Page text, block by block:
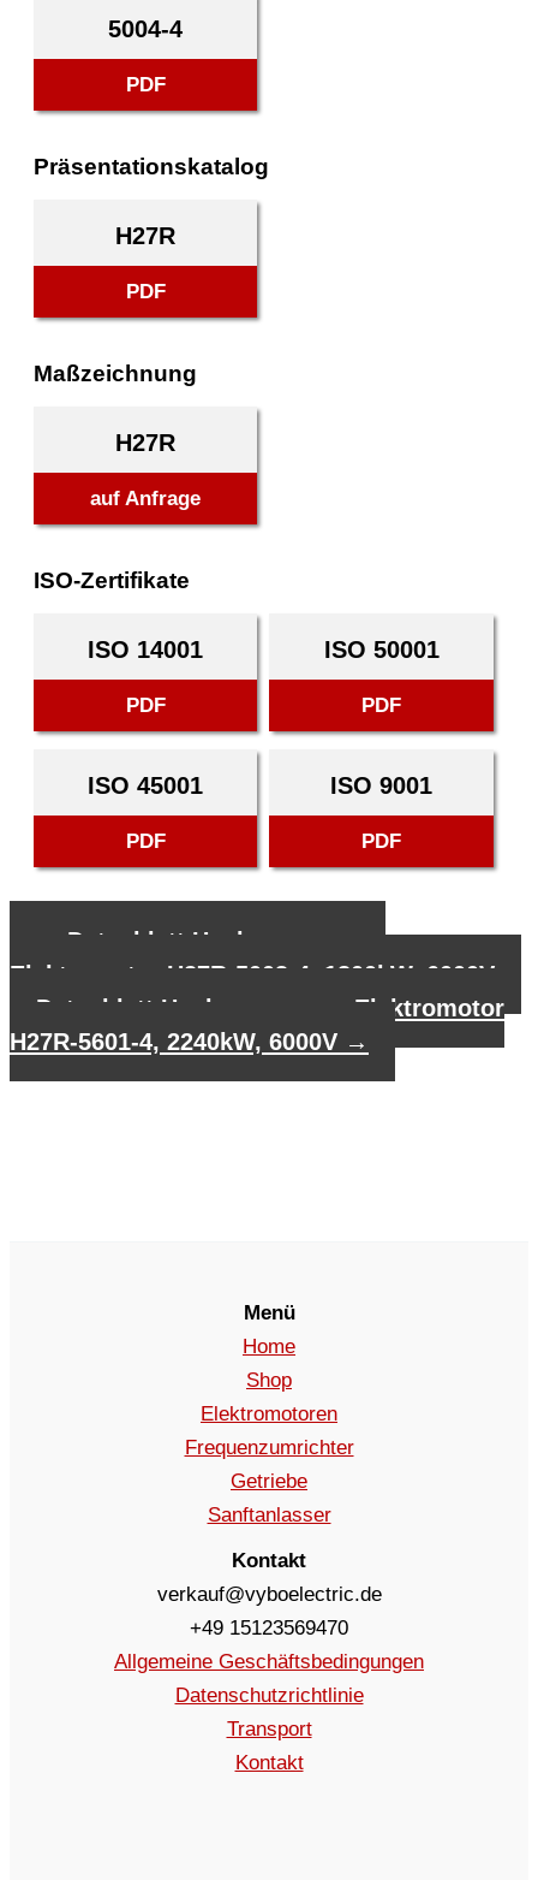
5004-4
PDF
Präsentationskatalog
H27R
PDF
Maßzeichnung
H27R
auf Anfrage
ISO-Zertifikate
ISO 14001
PDF
ISO 50001
PDF
ISO 45001
PDF
ISO 9001
PDF
Datenblatt Hochspannungs-
Elektromotor H27R-5003-4, 1800kW, 6000V
Datenblatt Hochspannungs-Elektromotor
H27R-5601-4, 2240kW, 6000V →
Menü
Home
Shop
Elektromotoren
Frequenzumrichter
Getriebe
Sanftanlasser
Kontakt
verkauf@vyboelectric.de
+49 15123569470
Allgemeine Geschäftsbedingungen
Datenschutzrichtlinie
Transport
Kontakt